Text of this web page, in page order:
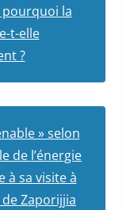
pourquoi la
t-elle
?
» selon
de l’énergie
à sa visite à
Zaporijjia